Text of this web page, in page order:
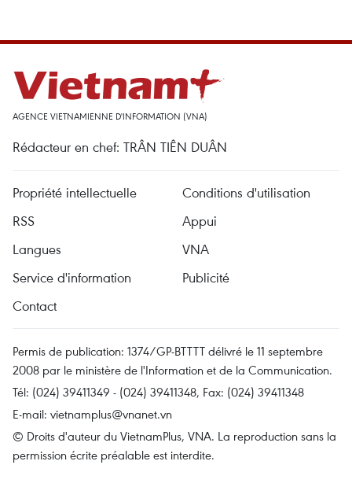
AGENCE VIETNAMIENNE D'INFORMATION (VNA)
Rédacteur en chef: TRÂN TIÊN DUÂN
Propriété intellectuelle
Conditions d'utilisation
RSS
Appui
Langues
VNA
Service d'information
Publicité
Contact
Permis de publication: 1374/GP-BTTTT délivré le 11 septembre
2008 par le ministère de l'Information et de la Communication.
Tél: (024) 39411349 - (024) 39411348, Fax: (024) 39411348
E-mail: vietnamplus@vnanet.vn
© Droits d'auteur du VietnamPlus, VNA. La reproduction sans la
permission écrite préalable est interdite.